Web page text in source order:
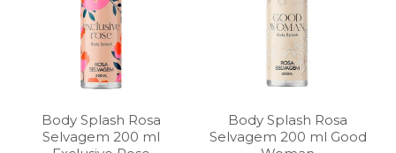
Body Splash Rosa
Selvagem 200 ml
Body Splash Rosa
Selvagem 200 ml Good